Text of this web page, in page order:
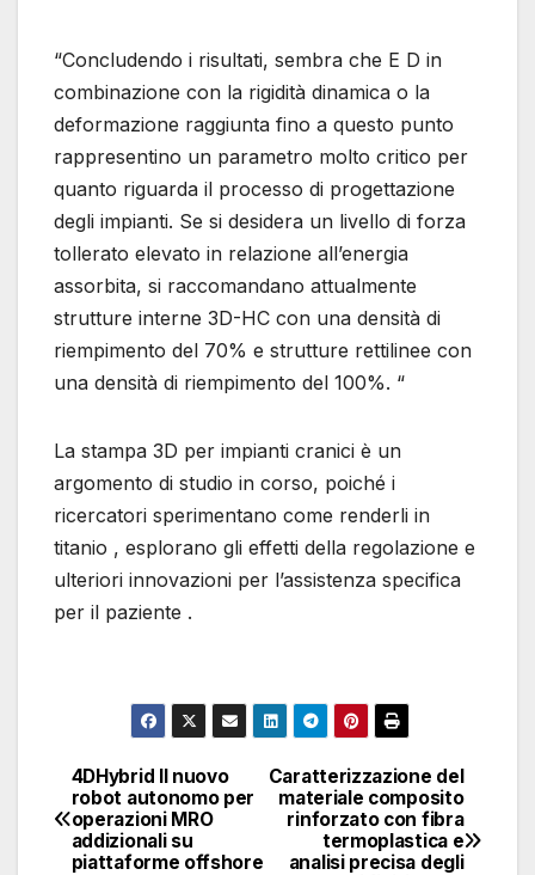
“Concludendo i risultati, sembra che E D in
combinazione con la rigidità dinamica o la
deformazione raggiunta fino a questo punto
rappresentino un parametro molto critico per
quanto riguarda il processo di progettazione
degli impianti. Se si desidera un livello di forza
tollerato elevato in relazione all’energia
assorbita, si raccomandano attualmente
strutture interne 3D-HC con una densità di
riempimento del 70% e strutture rettilinee con
una densità di riempimento del 100%. “
La stampa 3D per impianti cranici è un
argomento di studio in corso, poiché i
ricercatori sperimentano come renderli in
titanio , esplorano gli effetti della regolazione e
ulteriori innovazioni per l’assistenza specifica
per il paziente .
meccanismi di
insuccesso verificatisi
dopo il test di impatto
Campioni di PMMA
stampati in 3D tra cui a
– d) rettilinei, e-g) tiroide
schematica di un
campione di impatto
stampato in 3D con la
struttura sandwich
investigata e le sue
dimensioni in mm a) e
campioni di impatto del
topologia a) e materiale
b) tecnica di
ottimizzazione. Il
Navigazione
articoli
Caratterizzazione del
materiale composito
rinforzato con fibra
termoplastica e
analisi precisa degli
4DHybrid Il nuovo
robot autonomo per
operazioni MRO
addizionali su
piattaforme offshore